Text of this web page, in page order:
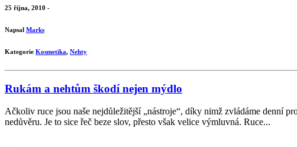
25 října, 2010 -
Napsal Marks
Kategorie Kosmetika, Nehty
Rukám a nehtům škodí nejen mýdlo
Ačkoliv ruce jsou naše nejdůležitější „nástroje“, díky nimž zvládáme denní
nedůvěru. Je to sice řeč beze slov, přesto však velice výmluvná. Ruce...